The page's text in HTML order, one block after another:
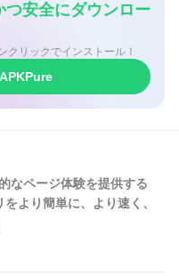
安全にダウンロー
クリックでインストール！
なページ体験を提供する
より簡単に、より速く、